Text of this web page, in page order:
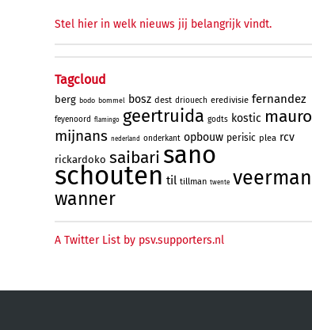
Stel hier in welk nieuws jij belangrijk vindt.
Tagcloud
berg bodo bommel bosz dest driouech eredivisie fernandez
feyenoord flamingo geertruida godts kostic mauro
mijnans nederland onderkant opbouw perisic plea rcv
rickardoko saibari sano
schouten til tillman twente veerman
wanner
A Twitter List by psv.supporters.nl